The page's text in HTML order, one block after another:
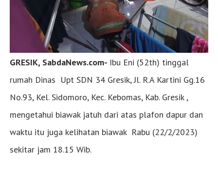
GRESIK, SabdaNews.com- Ibu Eni (52th) tinggal
rumah Dinas Upt SDN 34 Gresik, Jl. R.A Kartini Gg.16
No.93, Kel. Sidomoro, Kec. Kebomas, Kab. Gresik ,
mengetahui biawak jatuh dari atas plafon dapur dan
waktu itu juga kelihatan biawak Rabu (22/2/2023)
sekitar jam 18.15 Wib.